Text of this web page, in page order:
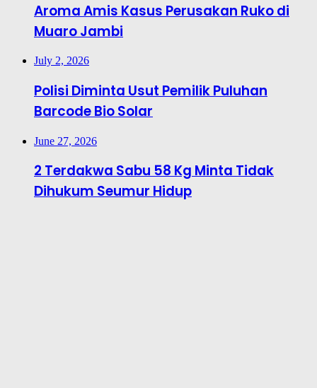
Aroma Amis Kasus Perusakan Ruko di
Muaro Jambi
July 2, 2026
Polisi Diminta Usut Pemilik Puluhan
Barcode Bio Solar
June 27, 2026
2 Terdakwa Sabu 58 Kg Minta Tidak
Dihukum Seumur Hidup